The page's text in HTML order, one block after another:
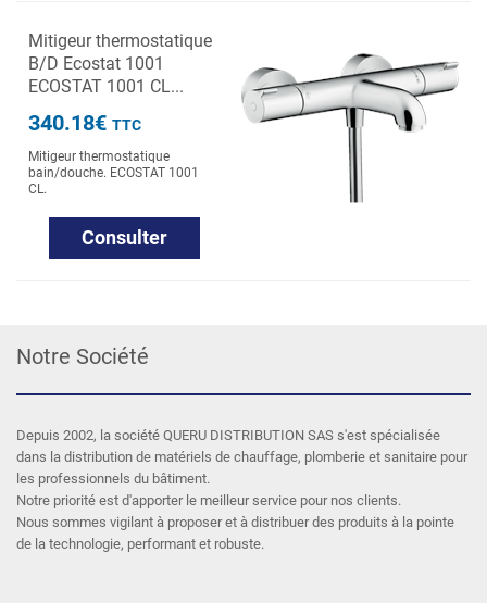
Mitigeur thermostatique
B/D Ecostat 1001
ECOSTAT 1001 CL...
340.18€ TTC
Mitigeur thermostatique
bain/douche. ECOSTAT 1001
CL.
Consulter
Notre Société
Depuis 2002, la société QUERU DISTRIBUTION SAS s'est spécialisée
dans la distribution de matériels de chauffage, plomberie et sanitaire pour
les professionnels du bâtiment.
Notre priorité est d'apporter le meilleur service pour nos clients.
Nous sommes vigilant à proposer et à distribuer des produits à la pointe
de la technologie, performant et robuste.